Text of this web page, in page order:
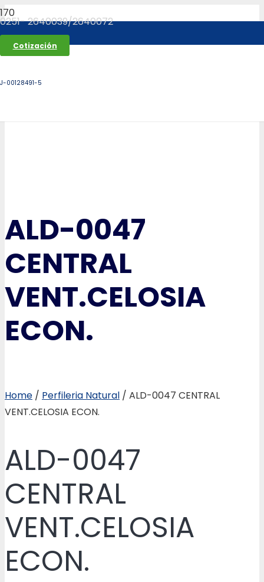
0251- 2640039/2640072
Cotización
J-00128491-5
ALD-0047
CENTRAL
VENT.CELOSIA
ECON.
Home / Perfileria Natural / ALD-0047 CENTRAL
VENT.CELOSIA ECON.
ALD-0047
CENTRAL
VENT.CELOSIA
ECON.